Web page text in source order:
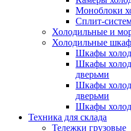
Моноблоки
Сплит-
Холодильные и
Холодильные
Шкафы
Шкафы
дверьми
Шкафы
дверьми
Шкафы
Техника для склада
Тележки грузовые